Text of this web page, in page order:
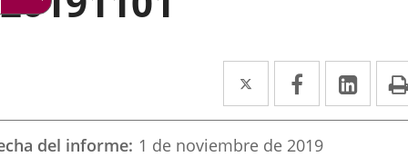
Twitter
Enlace
a
una
Facebook
Enlace
a
una
a
del informe 1 de noviembre de 2019